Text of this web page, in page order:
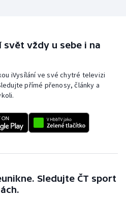
vždy u sebe i na
iVysílání ve své chytré televizi
přímé přenosy, články a
Sledujte ČT sport